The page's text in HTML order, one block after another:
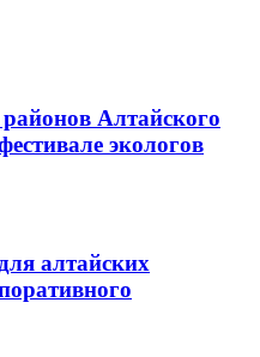
Алтайского
экологов
алтайских